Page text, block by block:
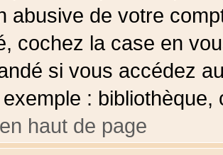
abusive de votre
cochez la case en
si vous accédez
:
haut de page